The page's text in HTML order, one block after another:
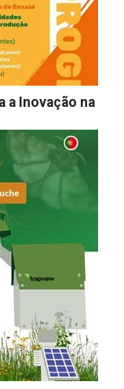
a Inovação na